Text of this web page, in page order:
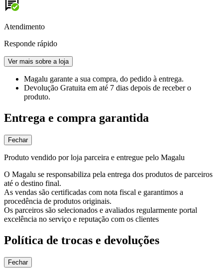
Atendimento
Responde rápido
Ver mais sobre a loja
Magalu garante a sua compra, do pedido à entrega.
Devolução Gratuita em até 7 dias depois de receber o
produto.
Entrega e compra garantida
Fechar
Produto vendido por loja parceira e entregue pelo Magalu
O Magalu se responsabiliza pela entrega dos produtos de parceiros
até o destino final.
As vendas são certificadas com nota fiscal e garantimos a
procedência de produtos originais.
Os parceiros são selecionados e avaliados regularmente portal
excelência no serviço e reputação com os clientes
Política de trocas e devoluções
Fechar